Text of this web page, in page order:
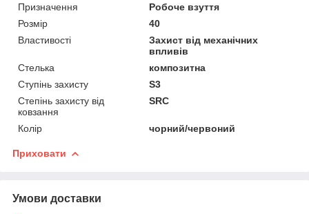
Призначення
Робоче взуття
Розмір
40
Властивості
Захист від механічних
впливів
Стелька
композитна
Ступінь захисту
S3
Степінь захисту від
ковзання
SRC
Колір чорний/червоний
Приховати
Умови доставки